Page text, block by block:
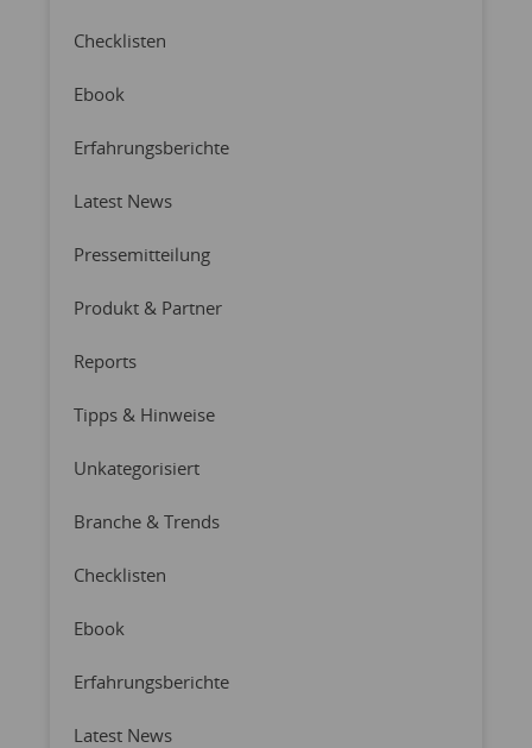
Checklisten
Ebook
Erfahrungsberichte
Latest News
Pressemitteilung
Produkt & Partner
Reports
Tipps & Hinweise
Unkategorisiert
Branche & Trends
Checklisten
Ebook
Erfahrungsberichte
Latest News